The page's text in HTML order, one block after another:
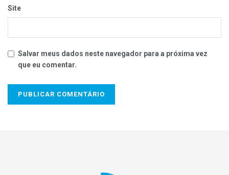
Site
Salvar meus dados neste navegador para a próxima vez
que eu comentar.